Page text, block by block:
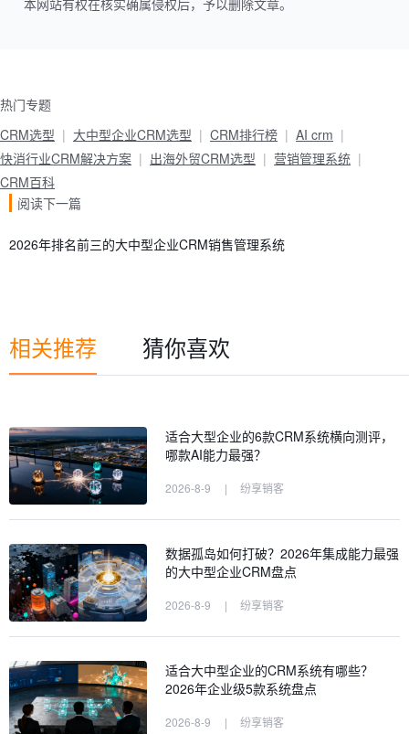
本网站有权在核实确属侵权后，予以删除文章。
热门专题
CRM选型
大中型企业CRM选型 CRM排行榜
AI crm
快消行业CRM解决方案
出海外贸CRM选型
营销管理系统
CRM百科
阅读下一篇
2026年排名前三的大中型企业CRM销售管理系统
相关推荐 猜你喜欢
适合大型企业的6款CRM系统横向测评，
哪款AI能力最强？
2026-8-9 | 纷享销客
数据孤岛如何打破？2026年集成能力最强
的大中型企业CRM盘点
2026-8-9 | 纷享销客
适合大中型企业的CRM系统有哪些？
2026年企业级5款系统盘点
2026-8-9 | 纷享销客